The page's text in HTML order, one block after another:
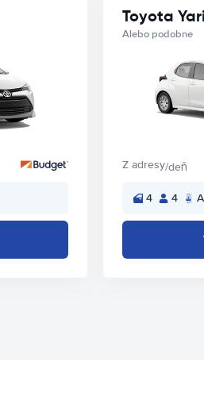
Toyota
Alebo podobne
Z adresy/deň
4 4